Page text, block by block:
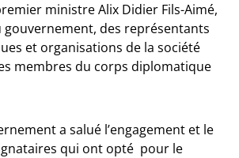
ministre Alix Didier Fils-Aimé,
gouvernement, des représentants
et organisations de la société
membres du corps diplomatique
a salué l’engagement et le
qui ont opté pour le